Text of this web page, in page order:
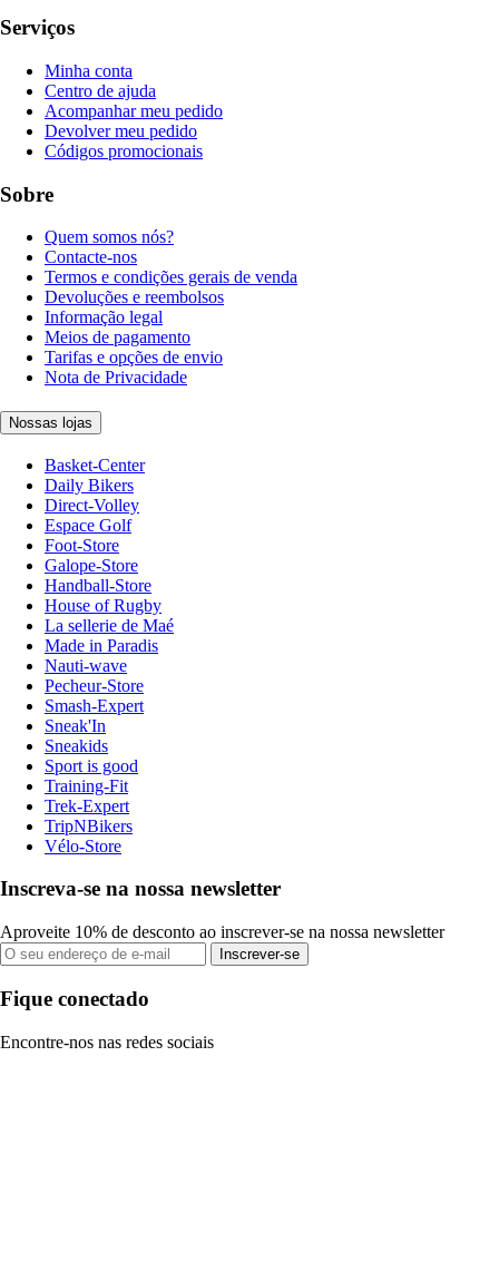
Serviços
Minha conta
Centro de ajuda
Acompanhar meu pedido
Devolver meu pedido
Códigos promocionais
Sobre
Quem somos nós?
Contacte-nos
Termos e condições gerais de venda
Devoluções e reembolsos
Informação legal
Meios de pagamento
Tarifas e opções de envio
Nota de Privacidade
Nossas lojas
Basket-Center
Daily Bikers
Direct-Volley
Espace Golf
Foot-Store
Galope-Store
Handball-Store
House of Rugby
La sellerie de Maé
Made in Paradis
Nauti-wave
Pecheur-Store
Smash-Expert
Sneak'In
Sneakids
Sport is good
Training-Fit
Trek-Expert
TripNBikers
Vélo-Store
Inscreva-se na nossa newsletter
Aproveite 10% de desconto ao inscrever-se na nossa newsletter
Inscrever-se
Fique conectado
Encontre-nos nas redes sociais